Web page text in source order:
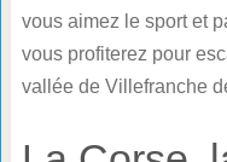
vous aimez le sport et
vous profiterez pour
vallée de Villefranche